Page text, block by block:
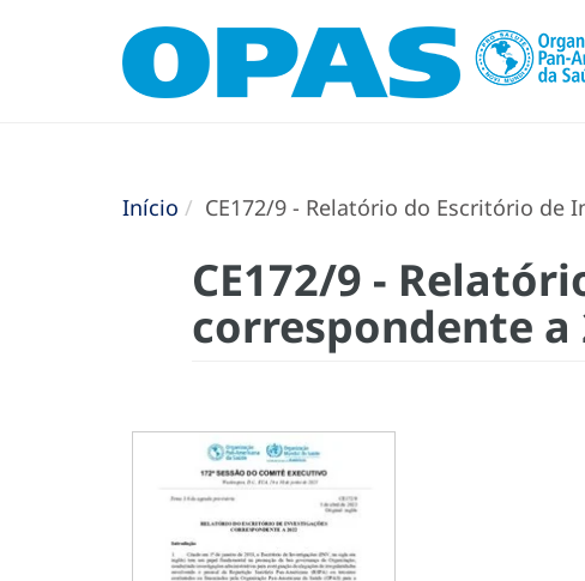
Início CE172/9 - Relatório do Escritório de
CE172/9 -
correspondente a